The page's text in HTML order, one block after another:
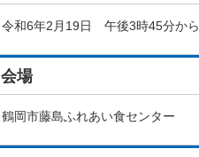
令和6年2月19日 午後3時45分から
会場
鶴岡市藤島ふれあい食センター